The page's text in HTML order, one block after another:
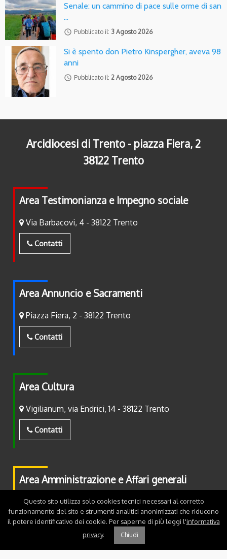
Senale: un cammino di pace sulle orme di san
…
access_time Pubblicato il: 3 Agosto 2026
Si è spento don Pietro Kinspergher, aveva 98
anni
access_time Pubblicato il: 2 Agosto 2026
Arcidiocesi di Trento - piazza Fiera, 2
38122 Trento
Area Testimonianza e Impegno sociale
Via Barbacovi, 4 - 38122 Trento
Contatti
Area Annuncio e Sacramenti
Piazza Fiera, 2 - 38122 Trento
Contatti
Area Cultura
Vigilianum, via Endrici, 14 - 38122 Trento
Contatti
Area Amministrazione e Affari generali
Piazza Fiera, 2 - 38122 Trento
Contatti
Questo sito utilizza solo cookies tecnici necessari al corretto
funzionamento del sito e strumenti analitici anonimizzati che riducono
il potere identificativo dei cookie. Per saperne di più leggi l'informativa
privacy. Chiudi